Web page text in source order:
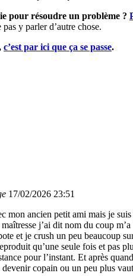
pour résoudre un problème ?
y parler d’autre chose.
c’est par ici que ça se passe.
17/02/2026 23:51
mon ancien petit ami mais je
j’ai dit nom du coup
et je crush un peu beaucoup
qu’une seule fois et
pour l’instant. Et après
copain ou un peu plus